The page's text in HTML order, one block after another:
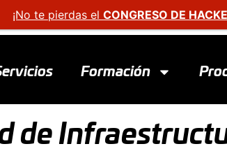
Formación
de
¡No te pierdas el CONGRESO DE